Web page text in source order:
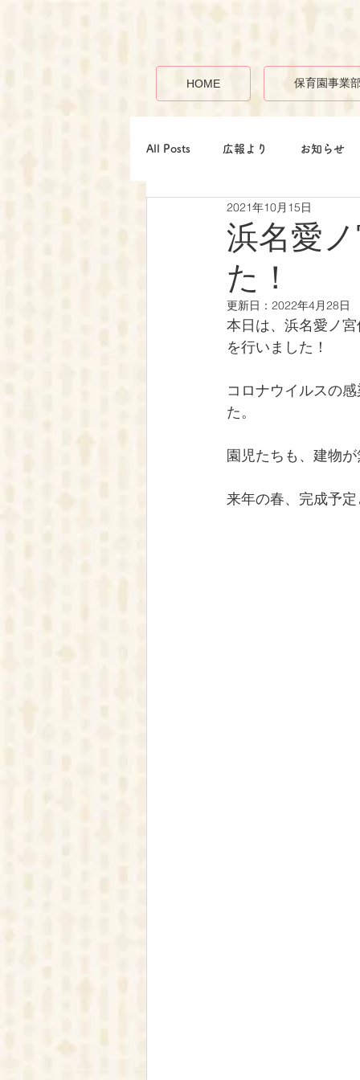
HOME 保育園事業
All Posts 広報より お知らせ
浜名愛
た！
2021年10月15日
更新日： 2022年4月28日
本日は、浜名愛ノ
を行いました！
コロナウイルスの
た。
園児たちも、建物
来年の春、完成予